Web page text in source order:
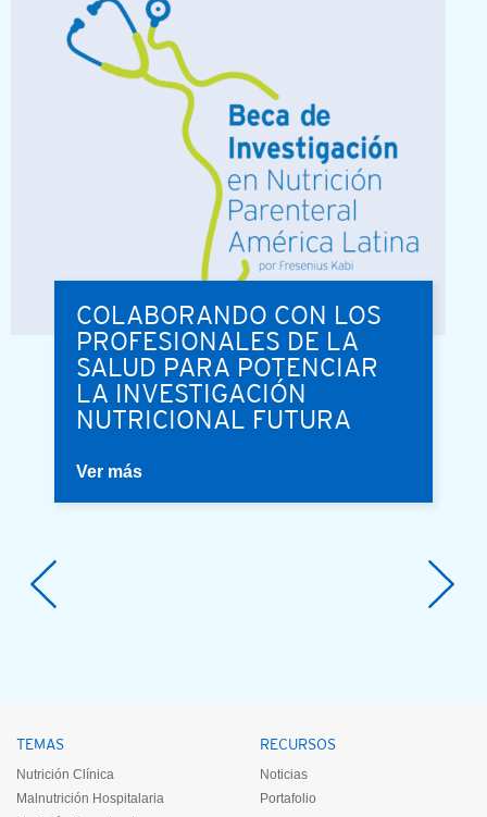
COLABORANDO CON LOS
PROFESIONALES DE LA
SALUD PARA POTENCIAR
LA INVESTIGACIÓN
NUTRICIONAL FUTURA
Ver más
TEMAS
Nutrición Clínica
Malnutrición Hospitalaria
RECURSOS
Noticias
Portafolio